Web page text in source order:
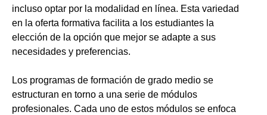
incluso optar por la modalidad en línea. Esta variedad
en la oferta formativa facilita a los estudiantes la
elección de la opción que mejor se adapte a sus
necesidades y preferencias.
Los programas de formación de grado medio se
estructuran en torno a una serie de módulos
profesionales. Cada uno de estos módulos se enfoca